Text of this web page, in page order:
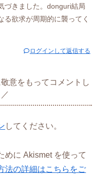
づきました。donguri結局
る欲求が周期的に襲ってく
ログインして返信する
意をもってコメントし
してください。
めに Akismet を使って
法の詳細はこちらをご